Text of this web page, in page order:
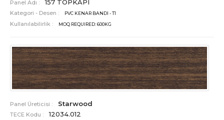
Panel Adı : 157 TOPKAPI
Kategori - Desen : PVC KENAR BANDI - T1
Kullanılabilirlik : MOQ REQUIRED: 600KG
Panel Üreticisi : Starwood
TECE Kodu : 12034.012